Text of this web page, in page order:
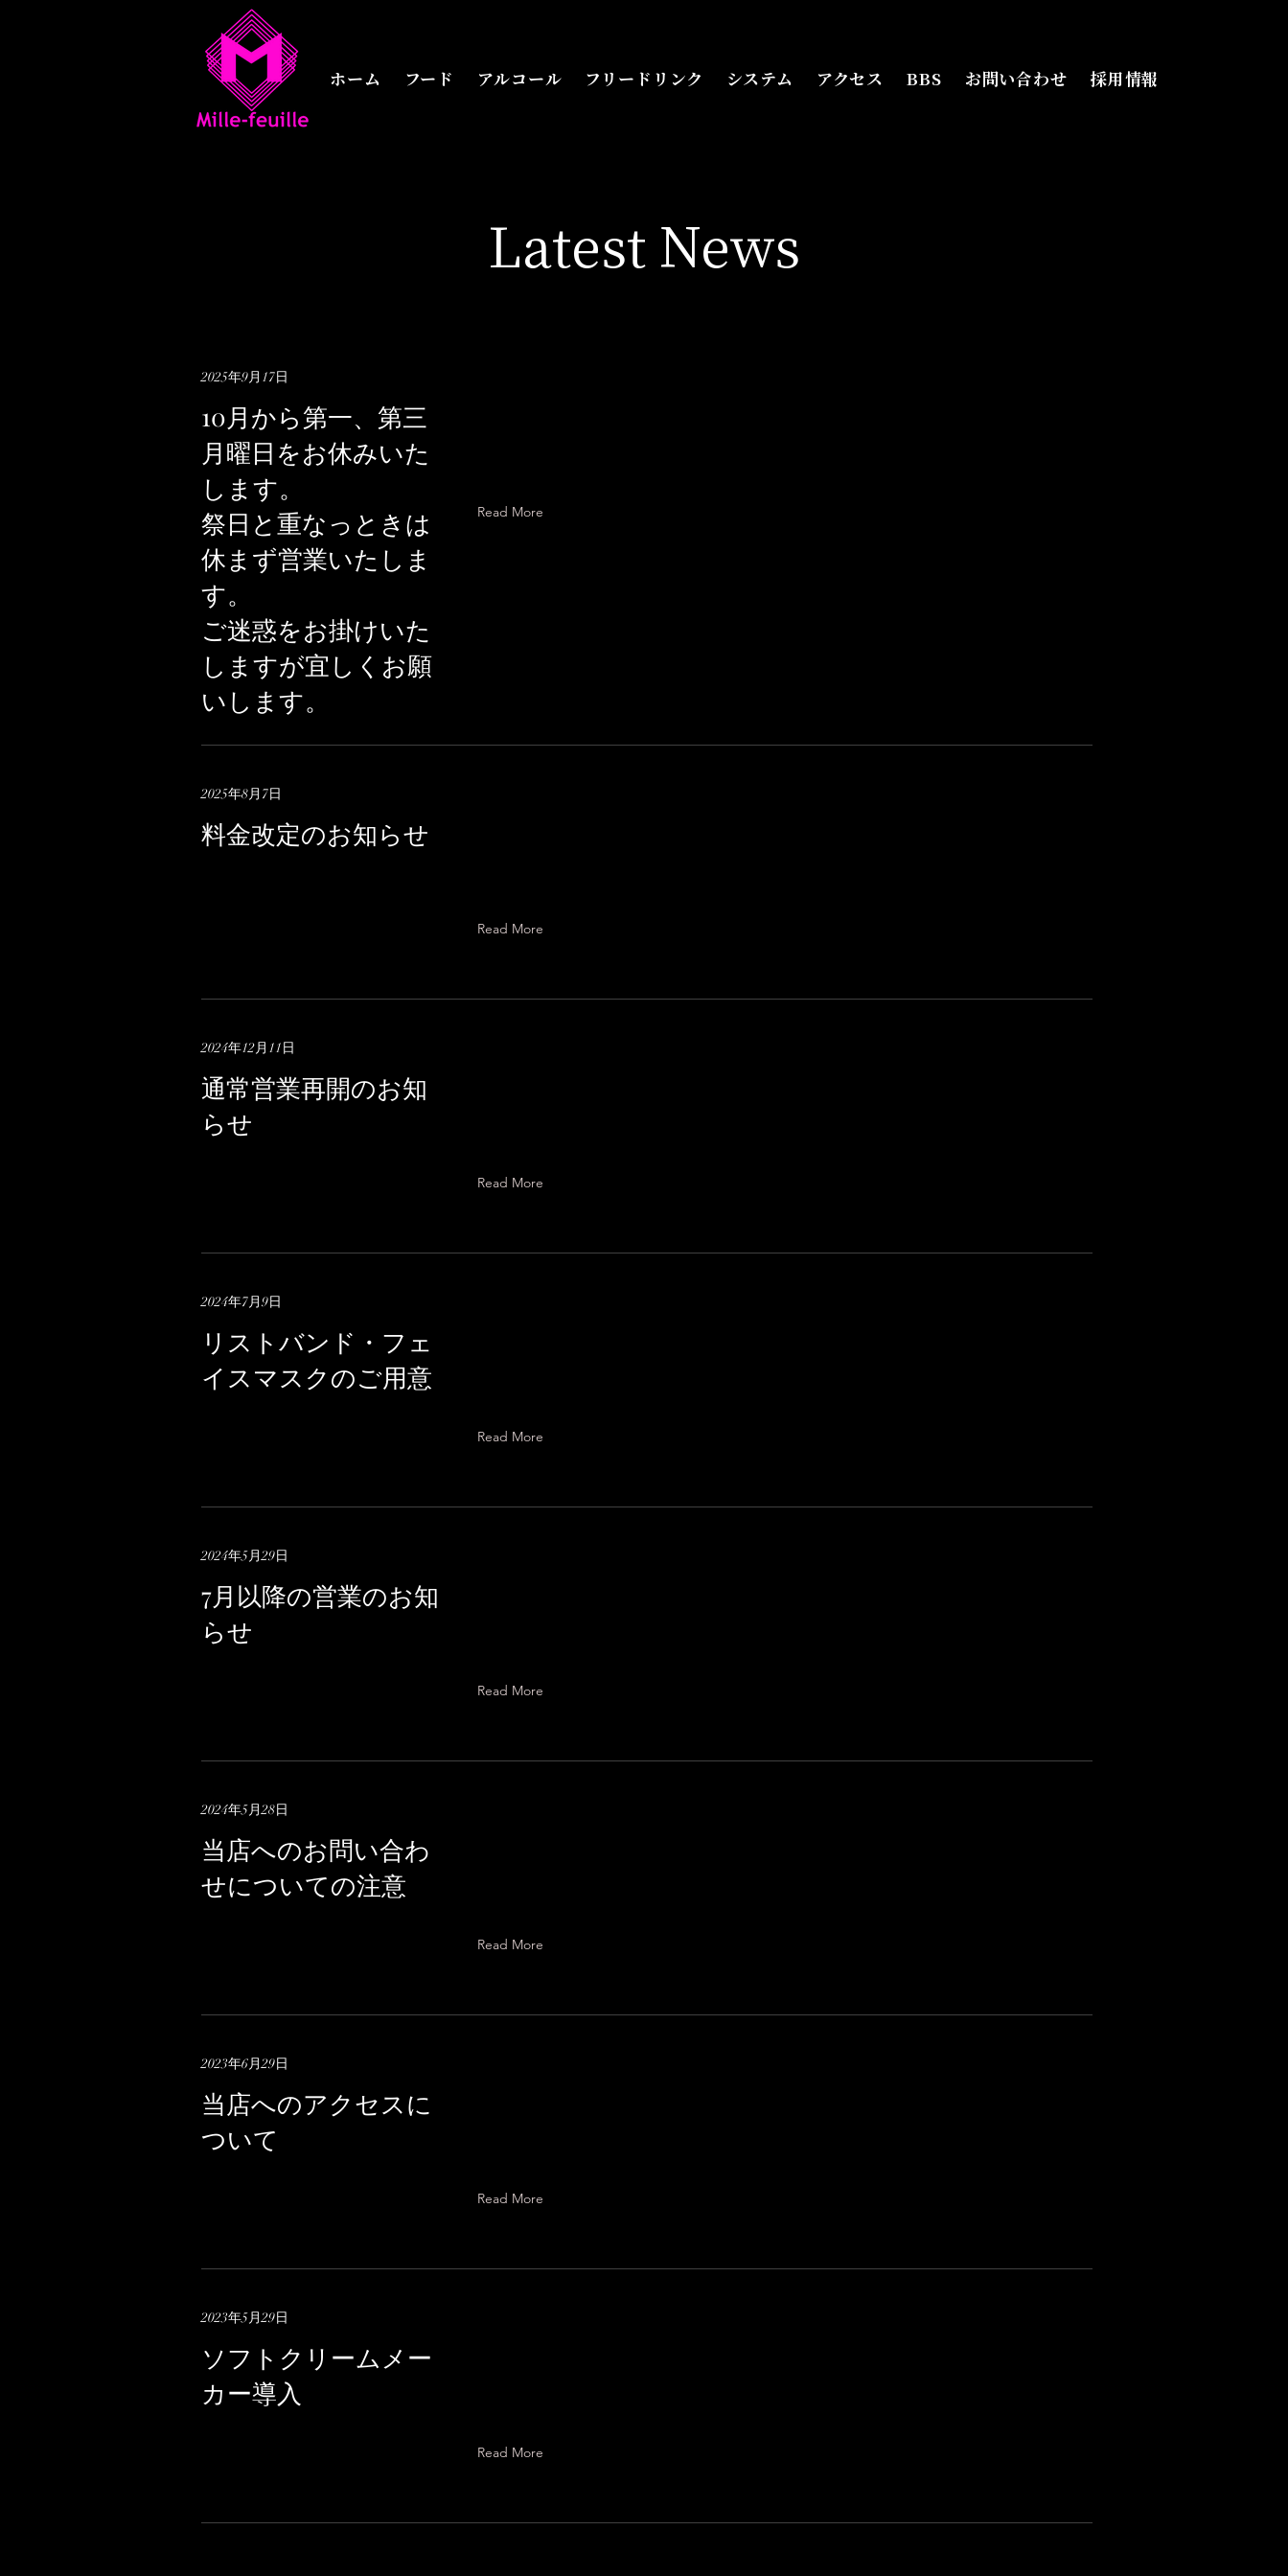
ホーム フード アルコール フリードリンク システム アクセス BBS お問い合わせ 採用情報
ホーム フード アルコール フリードリンク システム アクセス BBS お問い合わせ 採用情報
Latest News
2025年9月17日
10月から第一、第三
月曜日をお休みいた
します。
祭日と重なっときは
休まず営業いたしま
す。
ご迷惑をお掛けいた
しますが宜しくお願
いします。
Read More
2025年8月7日
料金改定のお知らせ
Read More
2024年12月11日
通常営業再開のお知
らせ
Read More
2024年7月9日
リストバンド・フェ
イスマスクのご用意
Read More
2024年5月29日
7月以降の営業のお知
らせ
Read More
2024年5月28日
当店へのお問い合わ
せについての注意
Read More
2023年6月29日
当店へのアクセスに
ついて
Read More
2023年5月29日
ソフトクリームメー
カー導入
Read More